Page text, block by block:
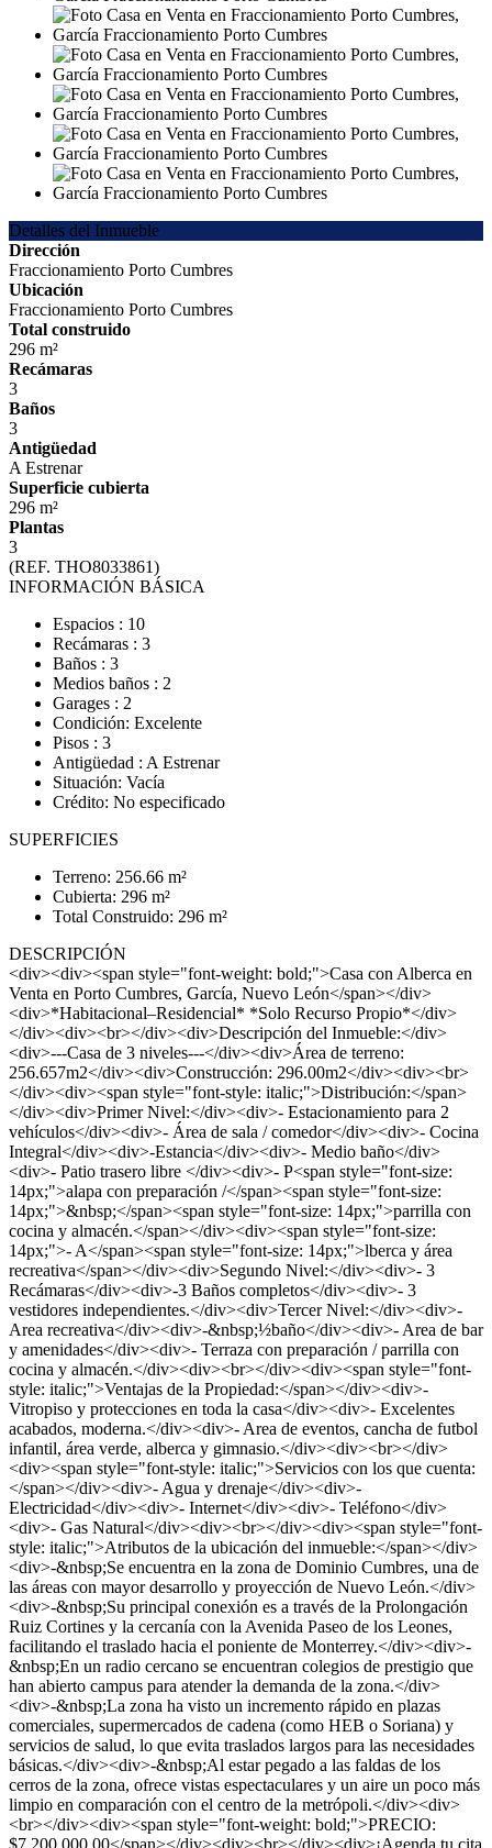
Detalles del Inmueble
Dirección
Fraccionamiento Porto Cumbres
Ubicación
Fraccionamiento Porto Cumbres
Total construido
296 m²
Recámaras
3
Baños
3
Antigüedad
A Estrenar
Superficie cubierta
296 m²
Plantas
3
(REF. THO8033861)
INFORMACIÓN BÁSICA
Espacios : 10
Recámaras : 3
Baños : 3
Medios baños : 2
Garages : 2
Condición: Excelente
Pisos : 3
Antigüedad : A Estrenar
Situación: Vacía
Crédito: No especificado
SUPERFICIES
Terreno: 256.66 m²
Cubierta: 296 m²
Total Construido: 296 m²
DESCRIPCIÓN
<div><div><span style="font-weight: bold;">Casa con Alberca en
Venta en Porto Cumbres, García, Nuevo León</span></div>
<div>*Habitacional–Residencial* *Solo Recurso Propio*</div>
</div><div><br></div><div>Descripción del Inmueble:</div>
<div>---Casa de 3 niveles---</div><div>Área de terreno:
256.657m2</div><div>Construcción: 296.00m2</div><div><br>
</div><div><span style="font-style: italic;">Distribución:</span>
</div><div>Primer Nivel:</div><div>- Estacionamiento para 2
vehículos</div><div>- Área de sala / comedor</div><div>- Cocina
Integral</div><div>-Estancia</div><div>- Medio baño</div>
<div>- Patio trasero libre </div><div>- P<span style="font-size:
14px;">alapa con preparación /</span><span style="font-size:
14px;">&nbsp;</span><span style="font-size: 14px;">parrilla con
cocina y almacén.</span></div><div><span style="font-size:
14px;">- A</span><span style="font-size: 14px;">lberca y área
recreativa</span></div><div>Segundo Nivel:</div><div>- 3
Recámaras</div><div>-3 Baños completos</div><div>- 3
vestidores independientes.</div><div>Tercer Nivel:</div><div>-
Area recreativa</div><div>-&nbsp;½baño</div><div>- Area de bar
y amenidades</div><div>- Terraza con preparación / parrilla con
cocina y almacén.</div><div><br></div><div><span style="font-
style: italic;">Ventajas de la Propiedad:</span></div><div>-
Vitropiso y protecciones en toda la casa</div><div>- Excelentes
acabados, moderna.</div><div>- Area de eventos, cancha de futbol
infantil, área verde, alberca y gimnasio.</div><div><br></div>
<div><span style="font-style: italic;">Servicios con los que cuenta:
</span></div><div>- Agua y drenaje</div><div>-
Electricidad</div><div>- Internet</div><div>- Teléfono</div>
<div>- Gas Natural</div><div><br></div><div><span style="font-
style: italic;">Atributos de la ubicación del inmueble:</span></div>
<div>-&nbsp;Se encuentra en la zona de Dominio Cumbres, una de
las áreas con mayor desarrollo y proyección de Nuevo León.</div>
<div>-&nbsp;Su principal conexión es a través de la Prolongación
Ruiz Cortines y la cercanía con la Avenida Paseo de los Leones,
facilitando el traslado hacia el poniente de Monterrey.</div><div>-
&nbsp;En un radio cercano se encuentran colegios de prestigio que
han abierto campus para atender la demanda de la zona.</div>
<div>-&nbsp;La zona ha visto un incremento rápido en plazas
comerciales, supermercados de cadena (como HEB o Soriana) y
servicios de salud, lo que evita traslados largos para las necesidades
básicas.</div><div>-&nbsp;Al estar pegado a las faldas de los
cerros de la zona, ofrece vistas espectaculares y un aire un poco más
limpio en comparación con el centro de la metrópoli.</div><div>
<br></div><div><span style="font-weight: bold;">PRECIO:
$7,200,000.00</span></div><div><br></div><div>¡Agenda tu cita